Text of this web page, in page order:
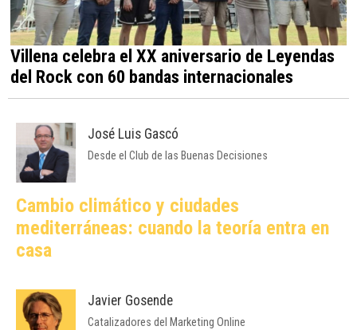
Villena celebra el XX aniversario de Leyendas
del Rock con 60 bandas internacionales
José Luis Gascó
Desde el Club de las Buenas Decisiones
Cambio climático y ciudades
mediterráneas: cuando la teoría entra en
casa
Javier Gosende
Catalizadores del Marketing Online